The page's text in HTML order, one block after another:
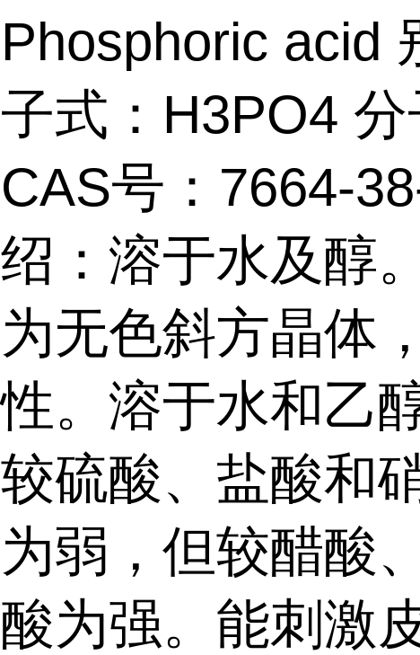
Phosphoric acid
子式：H3PO4
CAS号：7664-
绍：溶于水及醇
为无色斜方晶体
性。溶于水和乙
较硫酸、盐酸和
为弱，但较醋酸
酸为强。能刺激